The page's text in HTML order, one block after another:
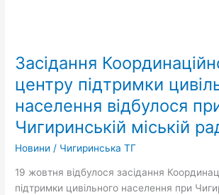
Засідання
центру підтримки
населення відбулося
Чигиринській міській
Новини / Чигиринська ТГ
19 жовтня відбулося засідання
підтримки цивільного населення при
центру
цивільного
населення
відбулося
Чигиринській
міській
раді